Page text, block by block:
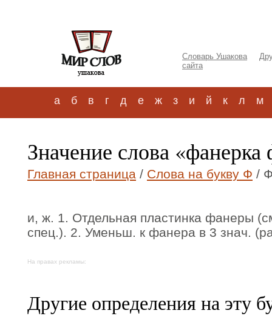
Словарь Ушакова
сайта
а б в г д е ж з и й к л м
Значение слова «фанерка
Главная страница / Слова на букву Ф /
и, ж. 1. Отдельная пластинка фанеры
спец.). 2. Уменьш. к фанера в 3 знач.
На правах рекламы:
Другие определения на эту